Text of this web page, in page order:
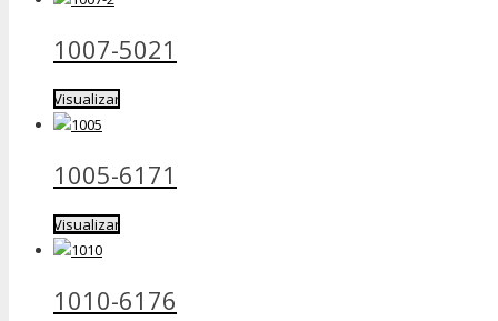
1007-5021
Visualizar
1005-6171
Visualizar
1010-6176